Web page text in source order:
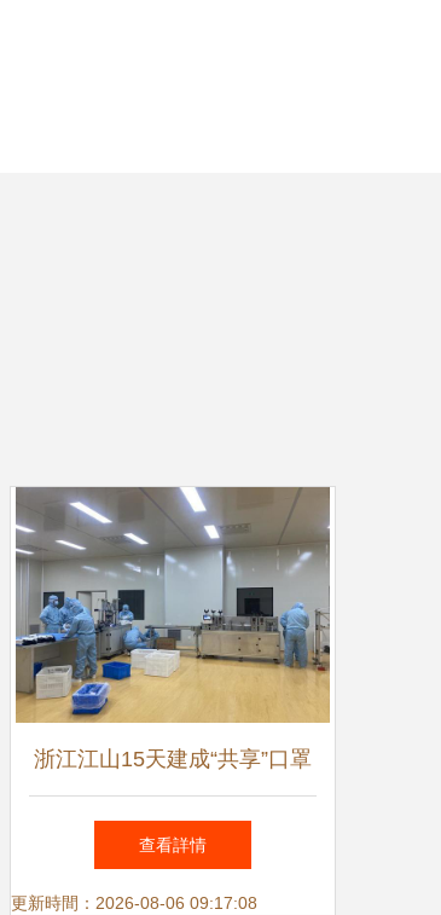
浙江江山15天建成“共享”口罩
廠 辦公設備變身防疫先鋒
查看詳情
更新時間：2026-08-06 09:17:08